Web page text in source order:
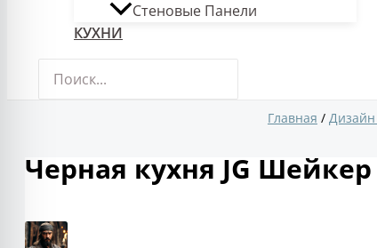
Стеновые Панели
КУХНИ
Главная
Черная кухня JG